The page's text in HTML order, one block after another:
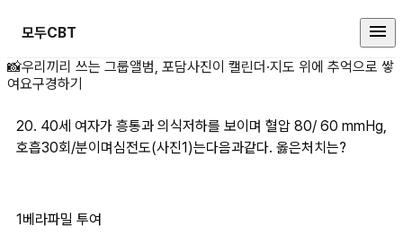
모두CBT
20. 40세 여자가 흥통과 의식저
📸우리끼리 쓰는 그룹앨범, 포담사진이 캘린더·지도 위에 추억으로 쌓
여요구경하기
20. 40세 여자가 흥통과 의식저하를 보이며 혈압 80/ 60 mmHg,
호흡30회/분이며심전도(사진1)는다음과같다. 옳은처치는?
1베라파밀 투여